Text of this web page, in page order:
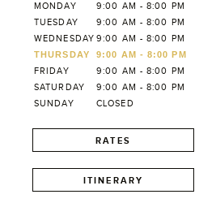
MONDAY
9:00 AM - 8:00 PM
TUESDAY
9:00 AM - 8:00 PM
WEDNESDAY 9:00 AM - 8:00 PM
THURSDAY
9:00 AM - 8:00 PM
FRIDAY
9:00 AM - 8:00 PM
SATURDAY
9:00 AM - 8:00 PM
SUNDAY
CLOSED
RATES
ITINERARY